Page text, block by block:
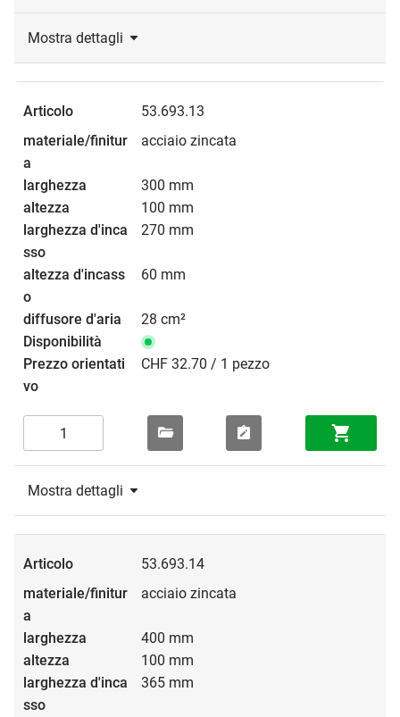
Mostra dettagli
53.693.13
acciaio zincata
300 mm
100 mm
270 mm
60 mm
28 cm²
CHF 32.70 / 1 pezzo
Mostra dettagli
53.693.14
acciaio zincata
400 mm
100 mm
365 mm